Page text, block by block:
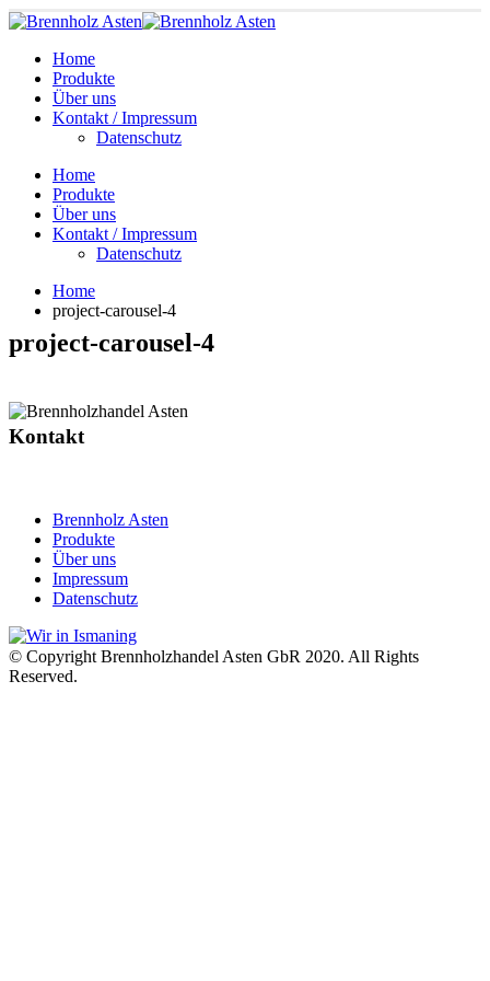
Home
Produkte
Über uns
Kontakt / Impressum
Datenschutz
Home
Produkte
Über uns
Kontakt / Impressum
Datenschutz
Home
project-carousel-4
project-carousel-4
Kontakt
Brennholz Asten
Produkte
Über uns
Impressum
Datenschutz
© Copyright Brennholzhandel Asten GbR 2020. All Rights
Reserved.